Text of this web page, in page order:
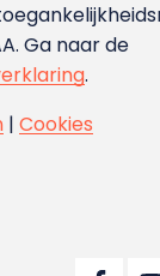
Ga naar de
.
| Cookies